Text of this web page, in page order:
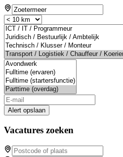
Alert opslaan
Vacatures zoeken